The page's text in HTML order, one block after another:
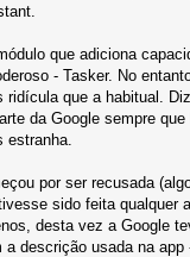
que adiciona
- Tasker. No
ridícula que a habitual.
da Google sempre
estranha.
por ser recusada
sido feita qualquer
desta vez a Google
a descrição usada na